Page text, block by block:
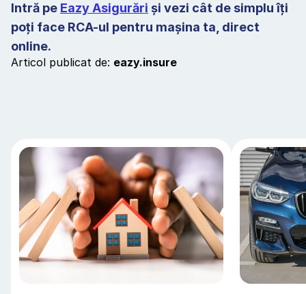
Intră pe Eazy Asigurări și vezi cât de simplu îți
poți face RCA-ul pentru mașina ta, direct
online.
Articol publicat de: eazy.insure